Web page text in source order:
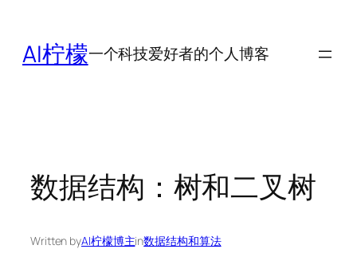
AI柠檬一个科技爱好者的个人博客
数据结构：树和二叉树
Written byAI柠檬博主in数据结构和算法